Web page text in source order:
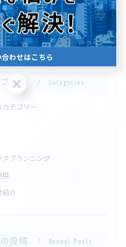
#不動産
#系統用蓄電池
#コンサル
リー Categories
カテゴリー
スプランニング
用
紹介
投稿 Recent Posts
合わせはこちら
わせはこちら